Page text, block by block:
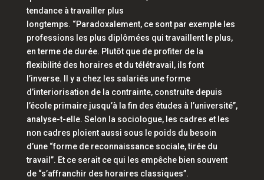
tendance à travailler plus
longtemps. “Paradoxalement, ce sont par exemple les
professions les plus diplômées qui travaillent le plus,
en terme de durée. Plutôt que de profiter de la
flexibilité des horaires et du télétravail, ils font
l’inverse. Il y a chez les salariés une forme
d’interiorisation de la contrainte, construite depuis
l’école primaire jusqu’à la fin des études à l’université”,
analyse-t-elle. Selon la sociologue, les cadres et les
non cadres ploient aussi sous le poids du besoin
d’une “forme de reconnaissance sociale, tirée du
travail”. Et ce serait ce qui les empêche bien souvent
de“s’affranchir des horaires classiques”.